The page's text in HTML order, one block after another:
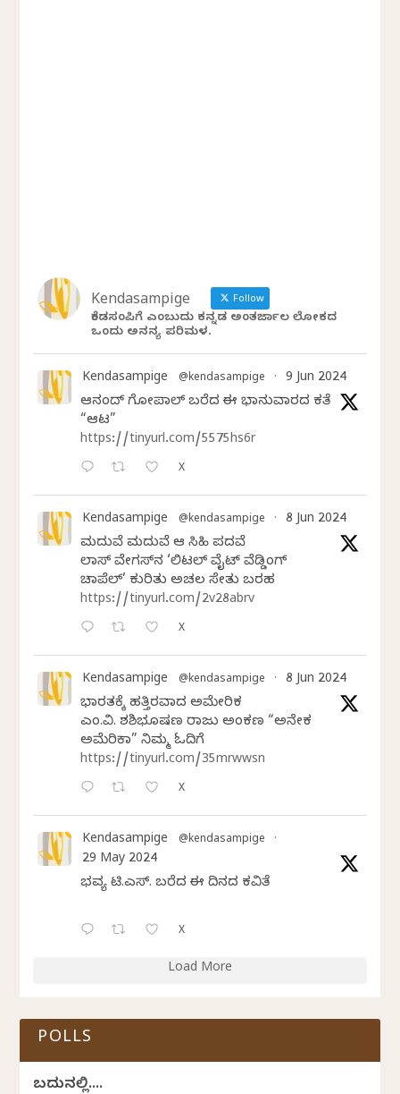
Kendasampige Follow
ಕೆಂಡಸಂಪಿಗೆ ಎಂಬುದು ಕನ್ನಡ ಅಂತರ್ಜಾಲ ಲೋಕದ
ಒಂದು ಅನನ್ಯ ಪರಿಮಳ.
Kendasampige @kendasampige · 9 Jun 2024
ಆನಂದ್‌ ಗೋಪಾಲ್‌ ಬರೆದ ಈ ಭಾನುವಾರದ ಕತೆ
“ಆಟ”
https://tinyurl.com/5575hs6r
X
Kendasampige @kendasampige · 8 Jun 2024
ಮದುವೆ ಮದುವೆ ಆ ಸಿಹಿ ಪದವೆ
ಲಾಸ್‌ ವೇಗಸ್‌ನ ‘ಲಿಟಲ್ ವೈಟ್ ವೆಡ್ಡಿಂಗ್
ಚಾಪೆಲ್’ ಕುರಿತು ಅಚಲ ಸೇತು ಬರಹ
https://tinyurl.com/2v28abrv
X
Kendasampige @kendasampige · 8 Jun 2024
ಭಾರತಕ್ಕೆ ಹತ್ತಿರವಾದ ಅಮೇರಿಕ
ಎಂ.ವಿ. ಶಶಿಭೂಷಣ ರಾಜು ಅಂಕಣ “ಅನೇಕ
ಅಮೆರಿಕಾ” ನಿಮ್ಮ ಓದಿಗೆ
https://tinyurl.com/35mrwwsn
X
Kendasampige @kendasampige ·
29 May 2024
ಭವ್ಯ ಟಿ.ಎಸ್. ಬರೆದ ಈ ದಿನದ ಕವಿತೆ
X
Load More
POLLS
ಬದುಕಿನಲ್ಲಿ....